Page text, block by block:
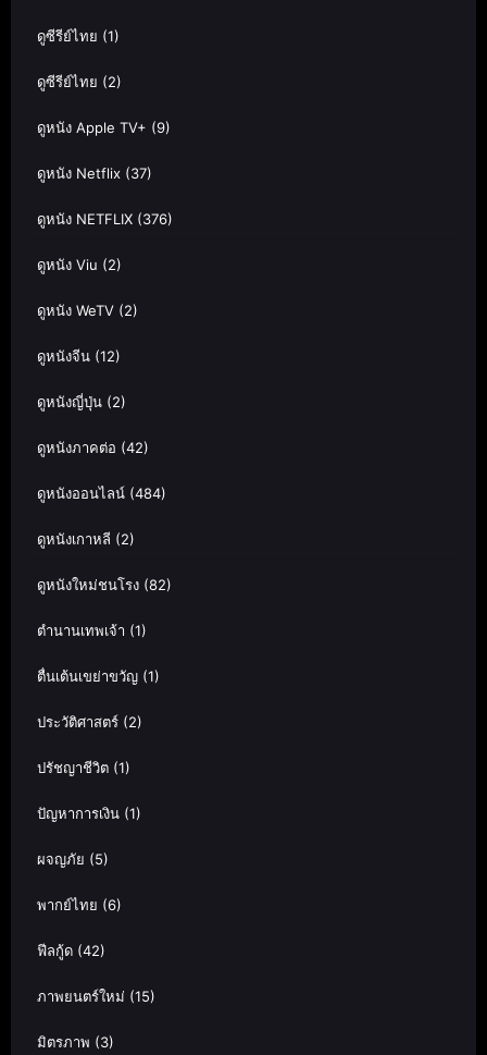
ดูซีรีย์ไทย (1)
ดูซีรีย์ไทย (2)
ดูหนัง Apple TV+ (9)
ดูหนัง Netflix (37)
ดูหนัง NETFLIX (376)
ดูหนัง Viu (2)
ดูหนัง WeTV (2)
ดูหนังจีน (12)
ดูหนังญี่ปุ่น (2)
ดูหนังภาคต่อ (42)
ดูหนังออนไลน์ (484)
ดูหนังเกาหลี (2)
ดูหนังใหม่ชนโรง (82)
ตำนานเทพเจ้า (1)
ตื่นเต้นเขย่าขวัญ (1)
ประวัติศาสตร์ (2)
ปรัชญาชีวิต (1)
ปัญหาการเงิน (1)
ผจญภัย (5)
พากย์ไทย (6)
ฟีลกู้ด (42)
ภาพยนตร์ใหม่ (15)
มิตรภาพ (3)